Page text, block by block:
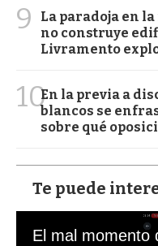
9
La paradoja en
no construye
Livramento
10En la previa a
blancos se
sobre qué
Te puede